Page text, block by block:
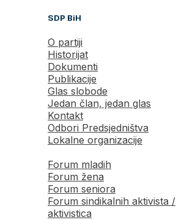
SDP BiH
O partiji
Historijat
Dokumenti
Publikacije
Glas slobode
Jedan član, jedan glas
Kontakt
Odbori Predsjedništva
Lokalne organizacije
Forum mladih
Forum žena
Forum seniora
Forum sindikalnih aktivista /
aktivistica